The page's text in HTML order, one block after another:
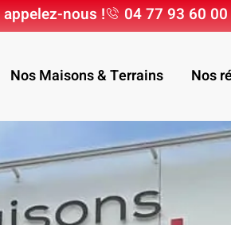
nous ! 04 77 93 60 00
Nos Maisons & Terrains Nos